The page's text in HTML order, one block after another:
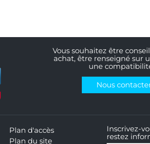
Vous souhaitez être
achat, être renseigné sur
une
Nous
Plan d'accès
Plan du site
Inscrivez-
restez